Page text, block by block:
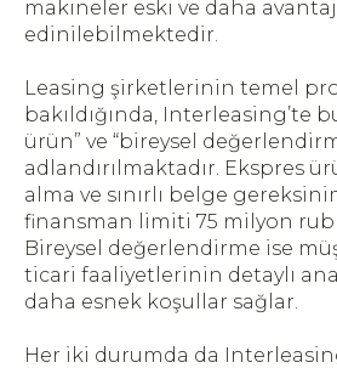
makineler eski ve daha
edinilebilmektedir.
Leasing şirketlerinin temel
bakıldığında, Interleasing’te
ürün” ve “bireysel
adlandırılmaktadır. Ekspres
alma ve sınırlı belge
finansman limiti 75 milyon ruble
Bireysel değerlendirme ise
ticari faaliyetlerinin detaylı
daha esnek koşullar sağlar.
Her iki durumda da